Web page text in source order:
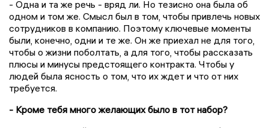
- Одна и та же речь - вряд ли. Но тезисно она была об
одном и том же. Смысл был в том, чтобы привлечь новых
сотрудников в компанию. Поэтому ключевые моменты
были, конечно, одни и те же. Он же приехал не для того,
чтобы о жизни поболтать, а для того, чтобы рассказать
плюсы и минусы предстоящего контракта. Чтобы у
людей была ясность о том, что их ждет и что от них
требуется.
- Кроме тебя много желающих было в тот набор?